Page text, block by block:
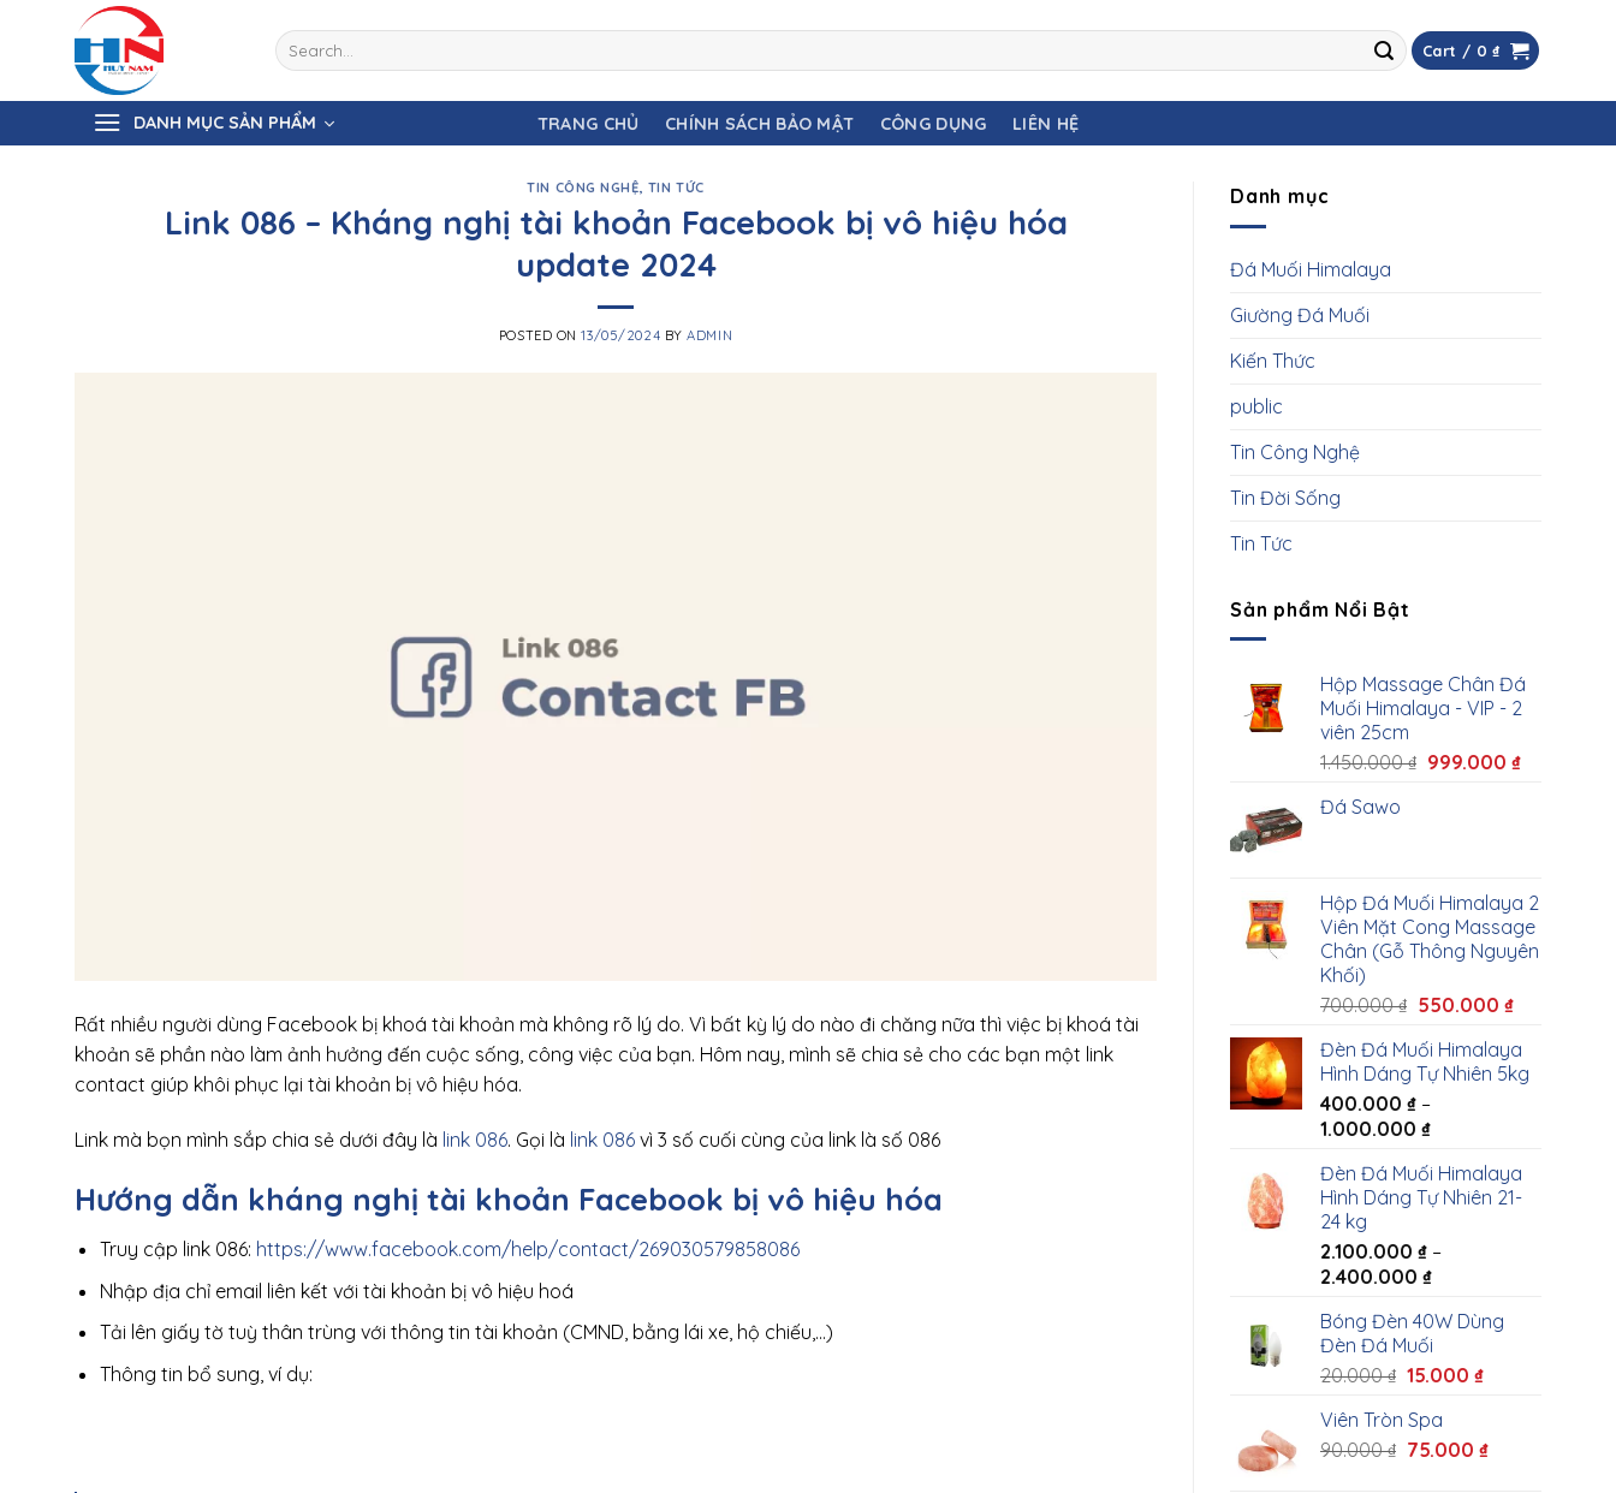
Search
for:
Cart / 0₫
DANH MỤC SẢN PHẨM TRANG CHỦ CHÍNH SÁCH BẢO MẬT CÔNG DỤNG LIÊN HỆ
TIN CÔNG NGHỆ, TIN TỨC
Link 086 – Kháng nghị tài khoản Facebook bị vô hiệu hóa
update 2024
POSTED ON13/05/2024 BYADMIN
Rất nhiều người dùng Facebook bị khoá tài khoản mà không rõ lý do. Vì bất kỳ lý do nào đi chăng nữa thì việc bị khoá tài
khoản sẽ phần nào làm ảnh hưởng đến cuộc sống, công việc của bạn. Hôm nay, mình sẽ chia sẻ cho các bạn một link
contact giúp khôi phục lại tài khoản bị vô hiệu hóa.
Link mà bọn mình sắp chia sẻ dưới đây là link 086. Gọi là link 086 vì 3 số cuối cùng của link là số 086
Hướng dẫn kháng nghị tài khoản Facebook bị vô hiệu hóa
Truy cập link 086: https://www.facebook.com/help/contact/269030579858086
Nhập địa chỉ email liên kết với tài khoản bị vô hiệu hoá
Tải lên giấy tờ tuỳ thân trùng với thông tin tài khoản (CMND, bằng lái xe, hộ chiếu,…)
Thông tin bổ sung, ví dụ:
Danh mục
Đá Muối Himalaya
Giường Đá Muối
Kiến Thức
public
Tin Công Nghệ
Tin Đời Sống
Tin Tức
Sản phẩm Nổi Bật
Hộp Massage Chân Đá
Muối Himalaya - VIP - 2
viên 25cm
1.450.000₫ 999.000 ₫
Đá Sawo
Hộp Đá Muối Himalaya 2
Viên Mặt Cong Massage
Chân (Gỗ Thông Nguyên
Khối)
700.000₫ 550.000 ₫
Đèn Đá Muối Himalaya
Hình Dáng Tự Nhiên 5kg
400.000 ₫ –
1.000.000 ₫
Đèn Đá Muối Himalaya
Hình Dáng Tự Nhiên 21-
24 kg
2.100.000 ₫ –
2.400.000 ₫
Bóng Đèn 40W Dùng
Đèn Đá Muối
20.000₫ 15.000 ₫
Viên Tròn Spa
90.000₫ 75.000 ₫